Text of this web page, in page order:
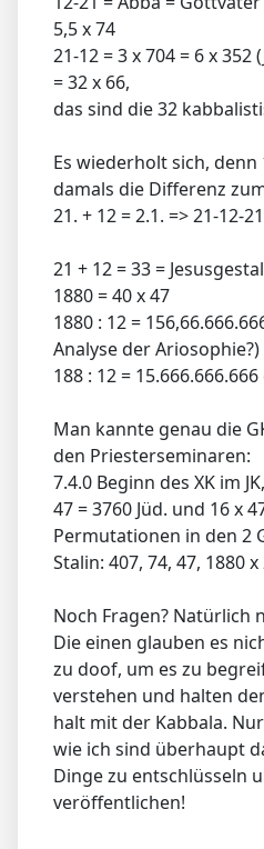
5,5 x 74
21-12 = 3 x 704 = 6 x 352
= 32 x 66,
das sind die 32
Es wiederholt sich, denn
damals die Differenz
21. + 12 = 2.1. => 21-12-21
21 + 12 = 33 =
1880 = 40 x 47
1880 : 12 =
Analyse der Ariosophie?)
188 : 12 = 15.666.666.666
Man kannte genau die
den Priesterseminaren:
7.4.0 Beginn des XK im
47 = 3760 Jüd. und 16 x
Permutationen in den 2
Stalin: 407, 74, 47, 1880 x
Noch Fragen? Natürlich
Die einen glauben es
zu doof, um es zu
verstehen und halten
halt mit der Kabbala.
wie ich sind überhaupt
Dinge zu entschlüsseln
veröffentlichen!